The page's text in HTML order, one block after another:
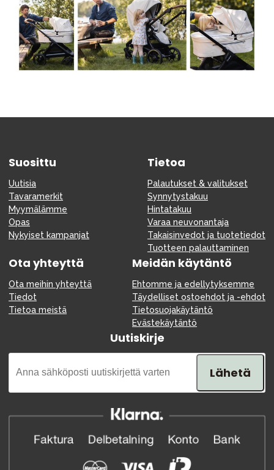
Suosittu
Uutisia
Tavaramerkit
Myymälämme
Opas
Nykyiset kampanjat
Tietoa
Palautukset & valitukset
Synnytystakuu
Hintatakuu
Varaa neuvonantaja
Takaisinvedot ja tuotetiedot
Tuotteen palauttaminen
Ota yhteyttä
Ota meihin yhteyttä
Tiedot
Tietoa meistä
Meidän käytäntö
Ehtomme ja edellytyksemme
Täydelliset ostoehdot ja -ehdot
Tietosuojakäytäntö
Evästekäytäntö
Uutiskirje
Lähetä
Suosikit
Tavaramerkit
Myymälämme